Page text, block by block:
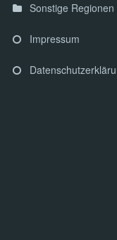
Sonstige Regionen
Impressum